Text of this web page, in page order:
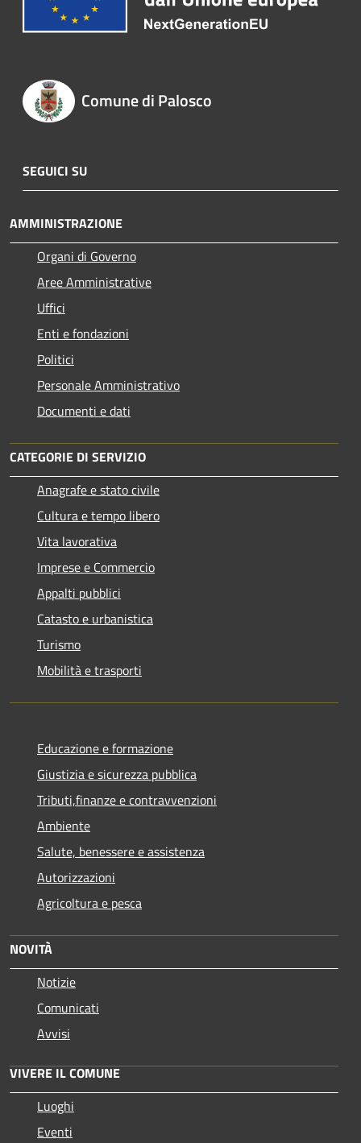
Comune di Palosco
SEGUICI SU
AMMINISTRAZIONE
Organi di Governo
Aree Amministrative
Uffici
Enti e fondazioni
Politici
Personale Amministrativo
Documenti e dati
CATEGORIE DI SERVIZIO
Anagrafe e stato civile
Cultura e tempo libero
Vita lavorativa
Imprese e Commercio
Appalti pubblici
Catasto e urbanistica
Turismo
Mobilità e trasporti
Educazione e formazione
Giustizia e sicurezza pubblica
Tributi,finanze e contravvenzioni
Ambiente
Salute, benessere e assistenza
Autorizzazioni
Agricoltura e pesca
NOVITÀ
Notizie
Comunicati
Avvisi
VIVERE IL COMUNE
Luoghi
Eventi